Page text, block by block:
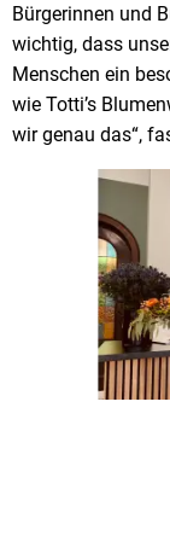
Bürgerinnen und
wichtig, dass
Menschen ein
wie Totti’s
wir genau das“,